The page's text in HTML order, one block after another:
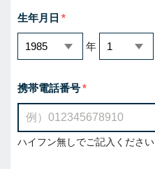
生年月日
年
携帯電話番号
ハイフン無しでご記入ください